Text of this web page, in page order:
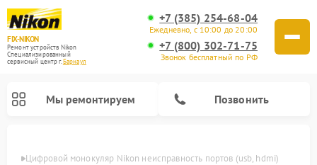
FIX-NIKON
Ремонт устройств Nikon
Специализированный
cервисный центр г.Барнаул
+7 (385) 254-68-04
Ежедневно, с 10:00 до 20:00
+7 (800) 302-71-75
Звонок бесплатный по РФ
Мы ремонтируем Позвонить
Цифровой монокуляр Nikon неисправность портов (usb, hdmi)